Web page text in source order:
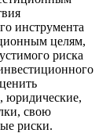
инструмента
целям,
риска
юридические,
свою
риски.